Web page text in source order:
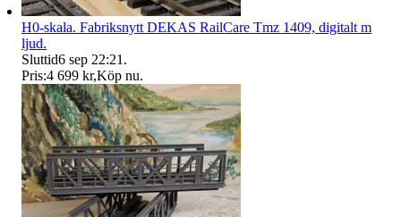
H0-skala. Fabriksnytt DEKAS RailCare Tmz 1409, digitalt m
ljud.
Sluttid6 sep 22:21 .
Pris:4 699 kr,Köp nu.